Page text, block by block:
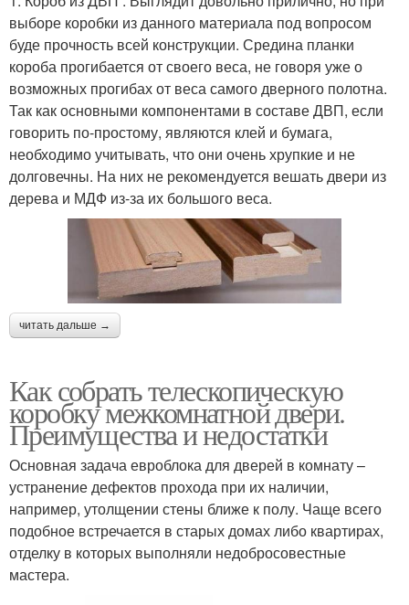
выборе коробки из данного материала под вопросом
буде прочность всей конструкции. Средина планки
короба прогибается от своего веса, не говоря уже о
возможных прогибах от веса самого дверного полотна.
Так как основными компонентами в составе ДВП, если
говорить по-простому, являются клей и бумага,
необходимо учитывать, что они очень хрупкие и не
долговечны. На них не рекомендуется вешать двери из
дерева и МДФ из-за их большого веса.
читать дальше →
Как собрать телескопическую
коробку межкомнатной двери.
Преимущества и недостатки
Основная задача евроблока для дверей в комнату –
устранение дефектов прохода при их наличии,
например, утолщении стены ближе к полу. Чаще всего
подобное встречается в старых домах либо квартирах,
отделку в которых выполняли недобросовестные
мастера.